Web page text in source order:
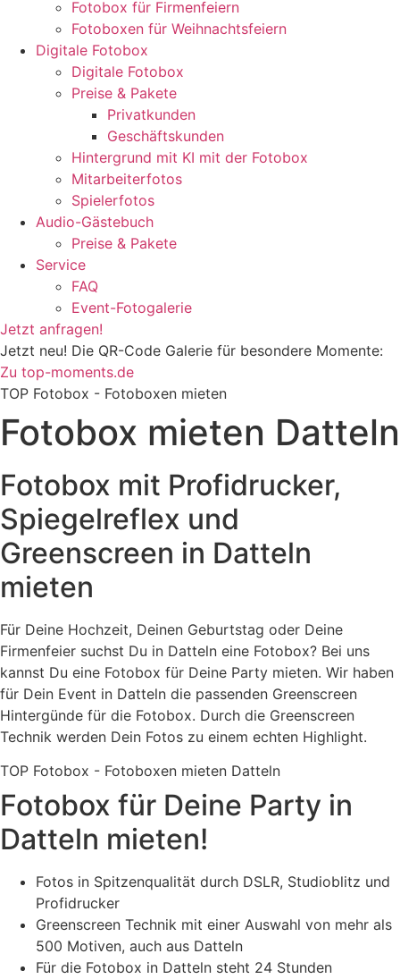
Fotobox für Firmenfeiern
Fotoboxen für Weihnachtsfeiern
Digitale Fotobox
Digitale Fotobox
Preise & Pakete
Privatkunden
Geschäftskunden
Hintergrund mit KI mit der Fotobox
Mitarbeiterfotos
Spielerfotos
Audio-Gästebuch
Preise & Pakete
Service
FAQ
Event-Fotogalerie
Jetzt anfragen!
Jetzt neu! Die QR-Code Galerie für besondere Momente:
Zu top-moments.de
TOP Fotobox - Fotoboxen mieten
Fotobox mieten Datteln
Fotobox mit Profidrucker,
Spiegelreflex und
Greenscreen in Datteln
mieten
Für Deine Hochzeit, Deinen Geburtstag oder Deine
Firmenfeier suchst Du in Datteln eine Fotobox? Bei uns
kannst Du eine Fotobox für Deine Party mieten. Wir haben
für Dein Event in Datteln die passenden Greenscreen
Hintergünde für die Fotobox. Durch die Greenscreen
Technik werden Dein Fotos zu einem echten Highlight.
TOP Fotobox - Fotoboxen mieten Datteln
Fotobox für Deine Party in
Datteln mieten!
Fotos in Spitzenqualität durch DSLR, Studioblitz und
Profidrucker
Greenscreen Technik mit einer Auswahl von mehr als
500 Motiven, auch aus Datteln
Für die Fotobox in Datteln steht 24 Stunden